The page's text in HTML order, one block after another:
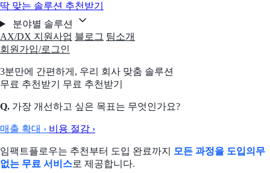
딱 맞는 솔루션 추천받기
분야별 솔루션
AX/DX 지원사업 블로그 팀소개
회원가입/로그인
3분만에 간편하게, 우리 회사 맞춤 솔루션
무료 추천받기
무료 추천받기
Q. 가장 개선하고 싶은 목표는 무엇인가요?
매출 확대 › 비용 절감 ›
임팩트플로우는 추천부터 도입 완료까지 모든 과정을 도입의무
없는 무료 서비스로 제공합니다.